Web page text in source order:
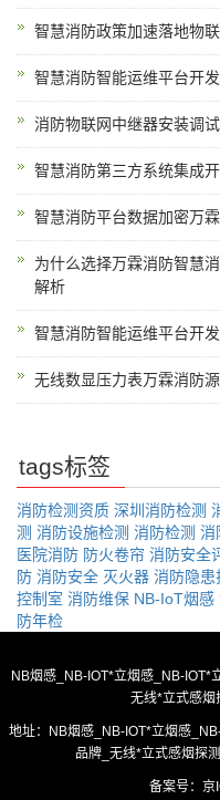
智慧消防政策加速落地物
智慧消防智能运维平台开
消防物联网中继器安装调
智慧消防第三方系统集成
智慧消防平台数据加密万
为什么选择万霖消防智慧
解析
智慧消防智能运维平台开
无线数显压力表万霖消防
tags标签
消防检测资质 深圳消防检测
测 消防设施检测 消防检测 消
医院消防 防火卷帘 消防安全
防 消防安全 灭火器 消防隐患
控制室 消防维保 NB-IoT烟感
防年检
NB烟感_NB-IOT*立烟感_NB-IOT*
无线*立式感烟
地址：NB烟感_NB-IOT*立烟感
品牌_无线*立式感烟探
备案号： 京